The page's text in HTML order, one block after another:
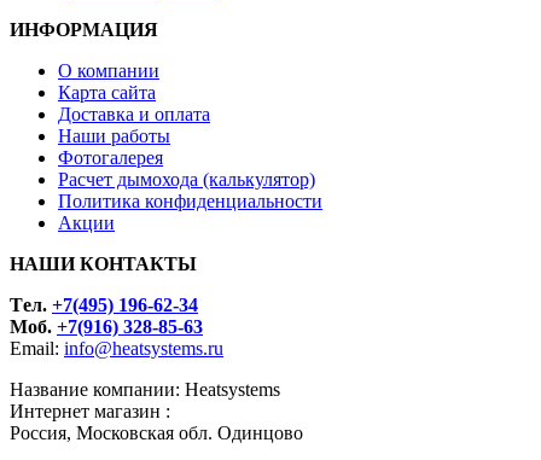
ИНФОРМАЦИЯ
О компании
Карта сайта
Доставка и оплата
Наши работы
Фотогалерея
Расчет дымохода (калькулятор)
Политика конфиденциальности
Акции
НАШИ КОНТАКТЫ
Tел. +7(495) 196-62-34
Моб. +7(916) 328-85-63
Email: info@heatsystems.ru
Название компании: Heatsystems
Интернет магазин :
Россия, Московская обл. Одинцово